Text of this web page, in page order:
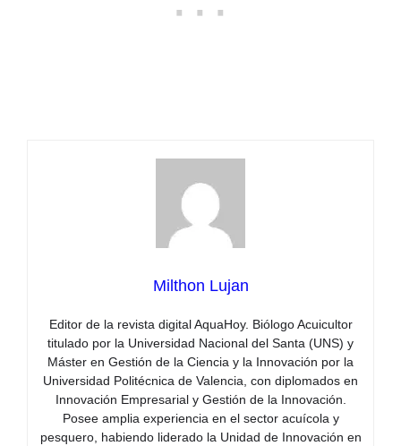
Milthon Lujan
Editor de la revista digital AquaHoy. Biólogo Acuicultor
titulado por la Universidad Nacional del Santa (UNS) y
Máster en Gestión de la Ciencia y la Innovación por la
Universidad Politécnica de Valencia, con diplomados en
Innovación Empresarial y Gestión de la Innovación.
Posee amplia experiencia en el sector acuícola y
pesquero, habiendo liderado la Unidad de Innovación en